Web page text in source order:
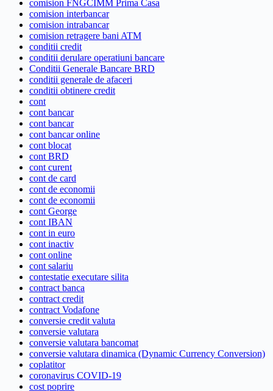
comision FNGCIMM Prima Casa
comision interbancar
comision intrabancar
comision retragere bani ATM
conditii credit
conditii derulare operatiuni bancare
Conditii Generale Bancare BRD
conditii generale de afaceri
conditii obtinere credit
cont
cont bancar
cont bancar
cont bancar online
cont blocat
cont BRD
cont curent
cont de card
cont de economii
cont de economii
cont George
cont IBAN
cont in euro
cont inactiv
cont online
cont salariu
contestatie executare silita
contract banca
contract credit
contract Vodafone
conversie credit valuta
conversie valutara
conversie valutara bancomat
conversie valutara dinamica (Dynamic Currency Conversion)
coplatitor
coronavirus COVID-19
cost poprire